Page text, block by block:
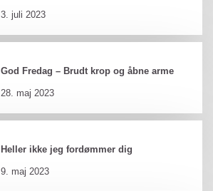
3. juli 2023
God Fredag – Brudt krop og åbne arme
28. maj 2023
Heller ikke jeg fordømmer dig
9. maj 2023